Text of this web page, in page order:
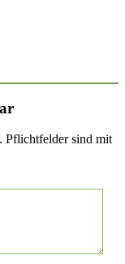
Pflichtfelder sind mit